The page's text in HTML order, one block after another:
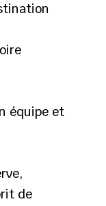
équipe et
de